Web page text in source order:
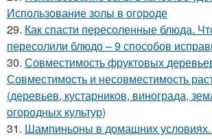
Использование золы в огороде
29. Как спасти пересоленные блюда.
пересолили блюдо – 9 способов
30. Совместимость фруктовых
Совместимость и несовместимость
(деревьев, кустарников, винограда,
огородных культур)
31. Шампиньоны в домашних условиях.